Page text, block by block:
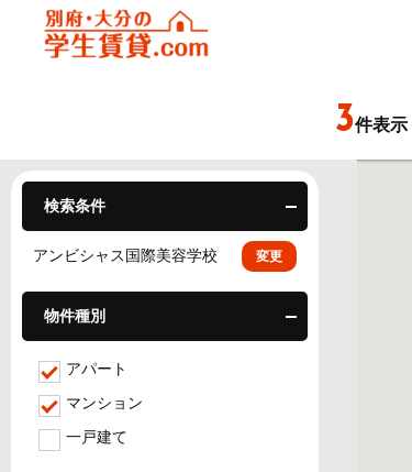
3件表示
検索条件
アンビシャス国際美容学校 変更
物件種別
アパート
マンション
一戸建て